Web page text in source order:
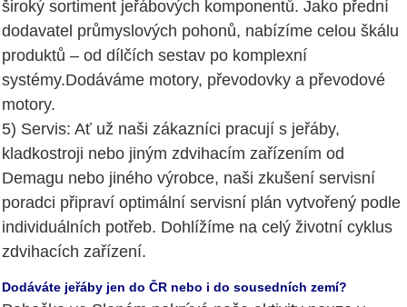
široký sortiment jeřábových komponentů. Jako přední
dodavatel průmyslových pohonů, nabízíme celou škálu
produktů – od dílčích sestav po komplexní
systémy.Dodáváme motory, převodovky a převodové
motory.
5) Servis: Ať už naši zákazníci pracují s jeřáby,
kladkostroji nebo jiným zdvihacím zařízením od
Demagu nebo jiného výrobce, naši zkušení servisní
poradci připraví optimální servisní plán vytvořený podle
individuálních potřeb. Dohlížíme na celý životní cyklus
zdvihacích zařízení.
Dodáváte jeřáby jen do ČR nebo i do sousedních zemí?